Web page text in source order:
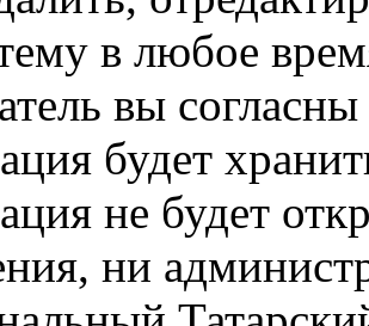
в любое
вы
будет
не будет
ни